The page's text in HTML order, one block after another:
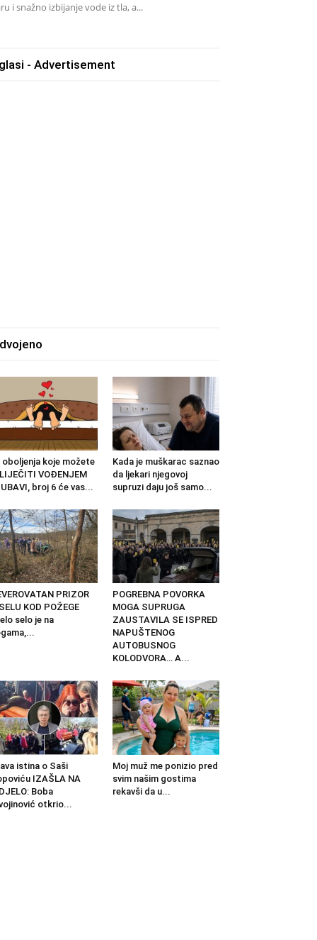
i snažno izbijanje vode iz tla, a...
- Advertisement
oboljenja koje možete
VOĐENJEM
broj 6 će vas...
Kada je muškarac saznao
da ljekari njegovoj
supruzi daju još samo...
PRIZOR
KOD POŽEGE
selo je na
POGREBNA POVORKA
MOGA SUPRUGA
ZAUSTAVILA SE ISPRED
NAPUŠTENOG
AUTOBUSNOG
KOLODVORA… A...
istina o Saši
IZAŠLA NA
Boba
otkrio...
Moj muž me ponizio pred
svim našim gostima
rekavši da u...